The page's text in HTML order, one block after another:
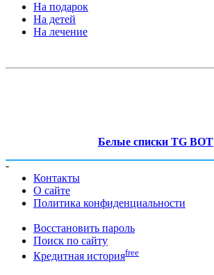
На подарок
На детей
На лечение
Белые списки TG BOT
-
Контакты
О сайте
Политика конфиденциальности
Восстановить пароль
Поиск по сайту
Кредитная историяfree